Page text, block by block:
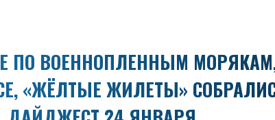
ПО ВОЕННОПЛЕННЫМ
«ЖЁЛТЫЕ ЖИЛЕТЫ»